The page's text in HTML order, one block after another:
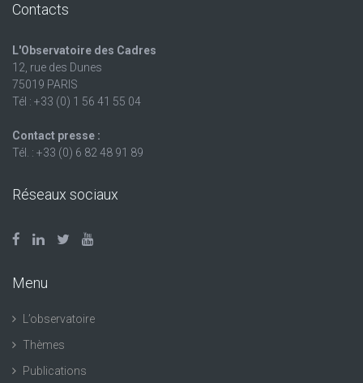
Contacts
L'Observatoire des Cadres
12, rue des Dunes
75019 PARIS
Tél : +33 (0) 1 56 41 55 04
Contact presse :
Tél. : +33 (0) 6 82 48 91 89
Réseaux sociaux
Menu
L’observatoire
Thèmes
Publications